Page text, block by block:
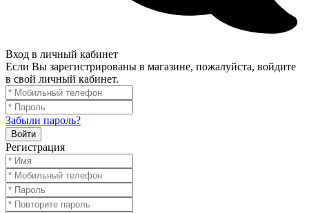
Вход в личный кабинет
Если Вы зарегистрированы в магазине, пожалуйста, войдите
в свой личный кабинет.
Забыли пароль?
Войти
Регистрация